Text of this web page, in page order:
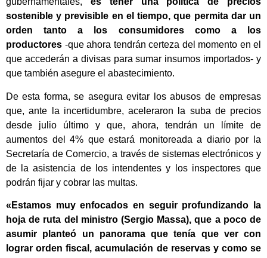
sostenible y previsible en el tiempo, que permita dar un
orden tanto a los consumidores como a los
productores -que ahora tendrán certeza del momento en el
que accederán a divisas para sumar insumos importados- y
que también asegure el abastecimiento.
De esta forma, se asegura evitar los abusos de empresas
que, ante la incertidumbre, aceleraron la suba de precios
desde julio último y que, ahora, tendrán un límite de
aumentos del 4% que estará monitoreada a diario por la
Secretaría de Comercio, a través de sistemas electrónicos y
de la asistencia de los intendentes y los inspectores que
podrán fijar y cobrar las multas.
«Estamos muy enfocados en seguir profundizando la
hoja de ruta del ministro (Sergio Massa), que a poco de
asumir planteó un panorama que tenía que ver con
lograr orden fiscal, acumulación de reservas y como se